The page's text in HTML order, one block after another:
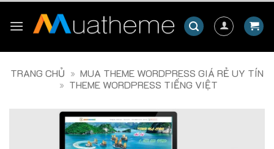
TRANG CHỦ » MUA THEME WORDPRESS GIÁ RẺ UY TÍN
» THEME WORDPRESS TIẾNG VIỆT